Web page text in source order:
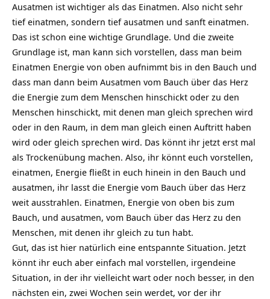
Ausatmen ist wichtiger als das Einatmen. Also nicht sehr
tief einatmen, sondern tief ausatmen und sanft einatmen.
Das ist schon eine wichtige Grundlage. Und die zweite
Grundlage ist, man kann sich vorstellen, dass man beim
Einatmen Energie von oben aufnimmt bis in den Bauch und
dass man dann beim Ausatmen vom Bauch über das Herz
die Energie zum dem Menschen hinschickt oder zu den
Menschen hinschickt, mit denen man gleich sprechen wird
oder in den Raum, in dem man gleich einen Auftritt haben
wird oder gleich sprechen wird. Das könnt ihr jetzt erst mal
als Trockenübung machen. Also, ihr könnt euch vorstellen,
einatmen, Energie fließt in euch hinein in den Bauch und
ausatmen, ihr lasst die Energie vom Bauch über das Herz
weit ausstrahlen. Einatmen, Energie von oben bis zum
Bauch, und ausatmen, vom Bauch über das Herz zu den
Menschen, mit denen ihr gleich zu tun habt.
Gut, das ist hier natürlich eine entspannte Situation. Jetzt
könnt ihr euch aber einfach mal vorstellen, irgendeine
Situation, in der ihr vielleicht wart oder noch besser, in den
nächsten ein, zwei Wochen sein werdet, vor der ihr